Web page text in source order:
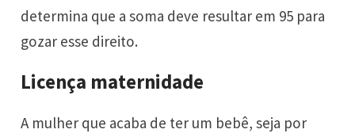
determina que a soma deve resultar em 95 para
gozar esse direito.
Licença maternidade
A mulher que acaba de ter um bebê, seja por